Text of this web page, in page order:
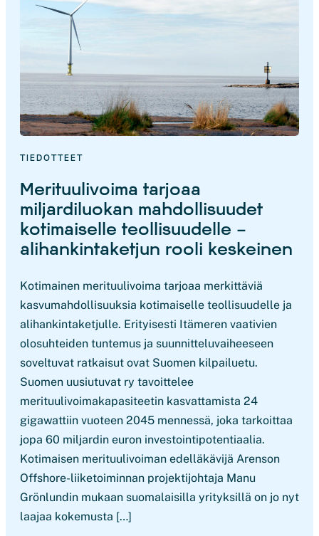
TIEDOTTEET
Merituulivoima tarjoaa
miljardiluokan mahdollisuudet
kotimaiselle teollisuudelle –
alihankintaketjun rooli keskeinen
Kotimainen merituulivoima tarjoaa merkittäviä
kasvumahdollisuuksia kotimaiselle teollisuudelle ja
alihankintaketjulle. Erityisesti Itämeren vaativien
olosuhteiden tuntemus ja suunnitteluvaiheeseen
soveltuvat ratkaisut ovat Suomen kilpailuetu.
Suomen uusiutuvat ry tavoittelee
merituulivoimakapasiteetin kasvattamista 24
gigawattiin vuoteen 2045 mennessä, joka tarkoittaa
jopa 60 miljardin euron investointipotentiaalia.
Kotimaisen merituulivoiman edelläkävijä Arenson
Offshore-liiketoiminnan projektijohtaja Manu
Grönlundin mukaan suomalaisilla yrityksillä on jo nyt
laajaa kokemusta […]